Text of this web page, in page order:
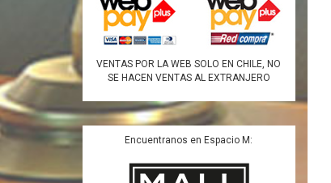
VENTAS POR LA WEB SOLO EN CHILE, NO
SE HACEN VENTAS AL EXTRANJERO
Encuentranos en Espacio M: